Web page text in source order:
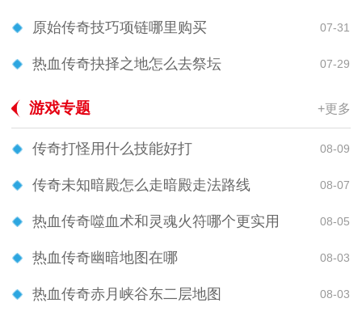
原始传奇技巧项链哪里购买 07-31
热血传奇抉择之地怎么去祭坛 07-29
游戏专题 +更多
传奇打怪用什么技能好打 08-09
传奇未知暗殿怎么走暗殿走法路线 08-07
热血传奇噬血术和灵魂火符哪个更实用 08-05
热血传奇幽暗地图在哪 08-03
热血传奇赤月峡谷东二层地图 08-03